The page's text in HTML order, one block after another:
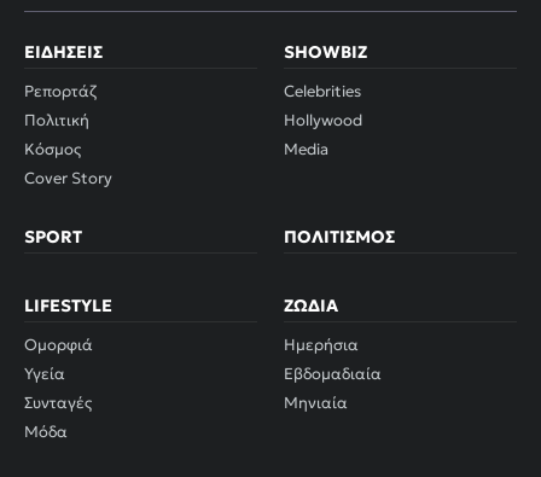
ΕΙΔΉΣΕΙΣ
Ρεπορτάζ
Πολιτική
Κόσμος
Cover Story
SHOWBIZ
Celebrities
Hollywood
Media
SPORT ΠΟΛΙΤΙΣΜΌΣ
LIFESTYLE
Ομορφιά
Υγεία
Συνταγές
Μόδα
ΖΏΔΙΑ
Ημερήσια
Εβδομαδιαία
Μηνιαία